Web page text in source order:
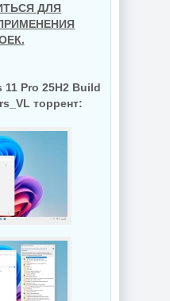
ДЛЯ
Pro 25H2 Build
торрент: